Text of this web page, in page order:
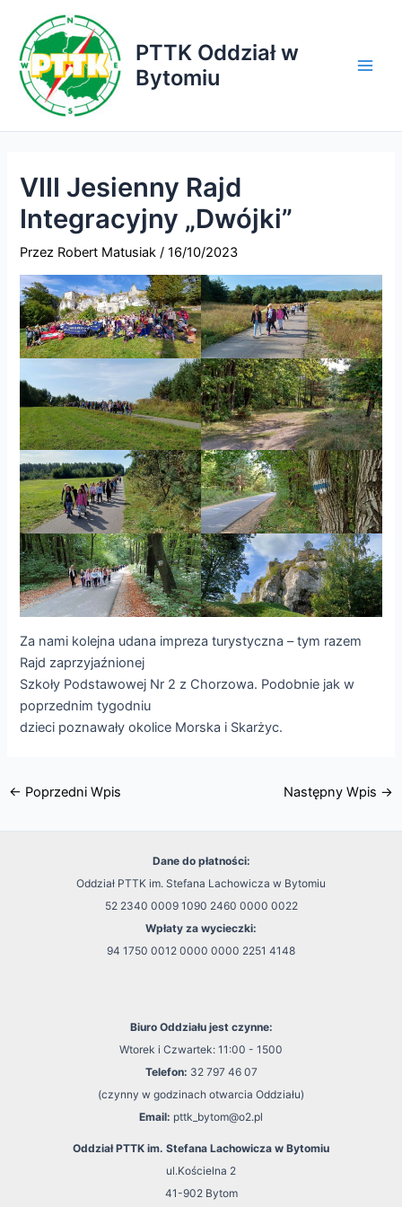
treści
PTTK Oddział w
Bytomiu
VIII Jesienny Rajd
Integracyjny „Dwójki”
Przez Robert Matusiak/16/10/2023
Za nami kolejna udana impreza turystyczna – tym razem
Rajd zaprzyjaźnionej
Szkoły Podstawowej Nr 2 z Chorzowa. Podobnie jak w
poprzednim tygodniu
dzieci poznawały okolice Morska i Skarżyc.
← Poprzedni Wpis Następny Wpis →
Dane do płatności:
Oddział PTTK im. Stefana Lachowicza w Bytomiu
52 2340 0009 1090 2460 0000 0022
Wpłaty za wycieczki:
94 1750 0012 0000 0000 2251 4148
Biuro Oddziału jest czynne:
Wtorek i Czwartek: 11:00 - 1500
Telefon: 32 797 46 07
(czynny w godzinach otwarcia Oddziału)
Email: pttk_bytom@o2.pl
Oddział PTTK im. Stefana Lachowicza w Bytomiu
ul.Kościelna 2
41-902 Bytom